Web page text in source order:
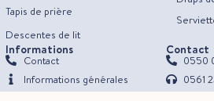
Tapis de prière
Descentes de lit
Informations
Contact
Informations générales
Contact
0550
0561